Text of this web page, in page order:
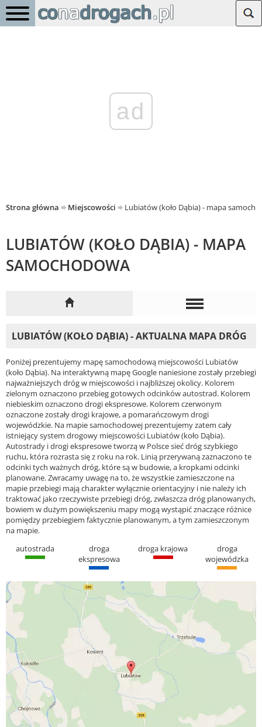
ad
Strona główna Miejscowości Lubiatów (koło Dąbia) - mapa
LUBIATÓW (KOŁO DĄBIA) - MAPA
SAMOCHODOWA
LUBIATÓW (KOŁO DĄBIA) - AKTUALNA MAPA DRÓG
Poniżej prezentujemy mapę samochodową miejscowości Lubiatów
(koło Dąbia). Na interaktywną mapę Google naniesione zostały przebiegi
najważniejszych dróg w miejscowości i najbliższej okolicy. Kolorem
zielonym oznaczono przebieg gotowych odcinków autostrad. Kolorem
niebieskim oznaczono drogi ekspresowe. Kolorem czerwonym
oznaczone zostały drogi krajowe, a pomarańczowym drogi
wojewódzkie. Na mapie samochodowej prezentujemy zatem cały
istniejący system drogowy miejscowości Lubiatów (koło Dąbia).
Autostrady i drogi ekspresowe tworzą w Polsce sieć dróg szybkiego
ruchu, która rozrasta się z roku na rok. Linią przerywaną zaznaczono te
odcinki tych ważnych dróg, które są w budowie, a kropkami odcinki
planowane. Zwracamy uwagę na to, że wszystkie zamieszczone na
mapie przebiegi mają charakter wyłącznie orientacyjny i nie należy ich
traktować jako rzeczywiste przebiegi dróg, zwłaszcza dróg planowanych,
bowiem w dużym powiększeniu mapy mogą wystąpić znaczące różnice
pomiędzy przebiegiem faktycznie planowanym, a tym zamieszczonym
na mapie.
autostrada
droga
ekspresowa
droga krajowa
droga
wojewódzka